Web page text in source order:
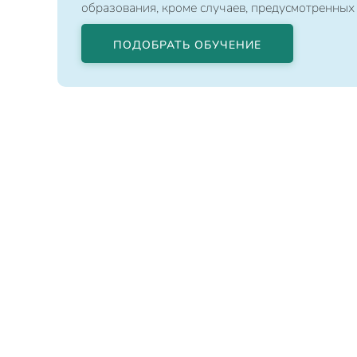
образования, кроме случаев,
ПОДОБРАТЬ ОБУЧЕНИЕ